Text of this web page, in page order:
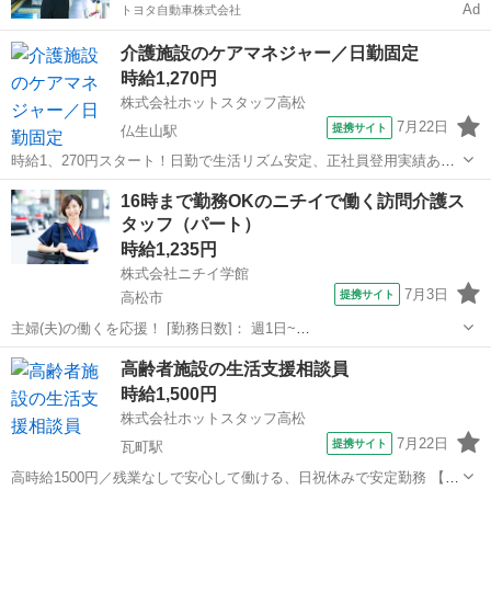
トヨタ自動車株式会社 Ad
介護施設のケアマネジャー／日勤固定
時給1,270円
株式会社ホットスタッフ高松
仏生山駅
提携サイト 7月22日
時給1、270円スタート！日勤で生活リズム安定、正社員登用実績あり
【仕事内容】 ケアマネージャー資格が活かせる♪
——————————————————— ◆企業情報◆
香川 高松市 仏生山駅 ケアマネージャー
16時まで勤務OKのニチイで働く訪問介護ス
タッフ（パート）
時給1,235円
株式会社ニチイ学館
高松市
提携サイト 7月3日
主婦(夫)の働くを応援！ [勤務日数]： 週1日~
10:00~16:00/09:00~15:00/08:00~12:00/09:00~17:00/10:00~18:00 月/
火/水/木/金/土/日 などから選べます [...
香川 高松市 ケアマネージャー
高齢者施設の生活支援相談員
時給1,500円
株式会社ホットスタッフ高松
瓦町駅
提携サイト 7月22日
高時給1500円／残業なしで安心して働ける、日祝休みで安定勤務 【仕